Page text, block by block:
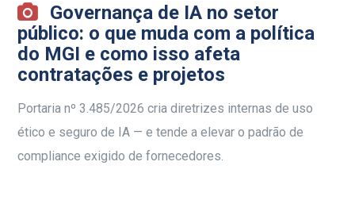
Governança de IA no setor
público: o que muda com a política
do MGI e como isso afeta
contratações e projetos
Portaria nº 3.485/2026 cria diretrizes internas de uso
ético e seguro de IA — e tende a elevar o padrão de
compliance exigido de fornecedores.